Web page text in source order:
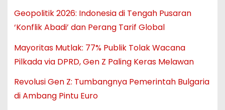
Geopolitik 2026: Indonesia di Tengah Pusaran
‘Konflik Abadi’ dan Perang Tarif Global
Mayoritas Mutlak: 77% Publik Tolak Wacana
Pilkada via DPRD, Gen Z Paling Keras Melawan
Revolusi Gen Z: Tumbangnya Pemerintah Bulgaria
di Ambang Pintu Euro